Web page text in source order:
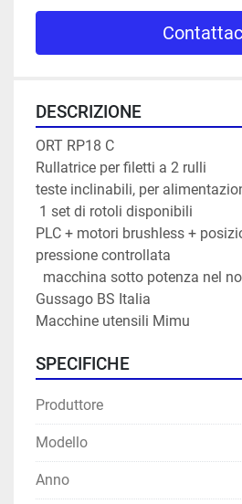
DESCRIZIONE
ORT RP18 C
Rullatrice per filetti a 2 rulli
teste inclinabili, per
1 set di rotoli disponibili
PLC + motori brushless +
pressione controllata
macchina sotto potenza nel
Gussago BS Italia
Macchine utensili Mimu
SPECIFICHE
Produttore
Modello
Anno